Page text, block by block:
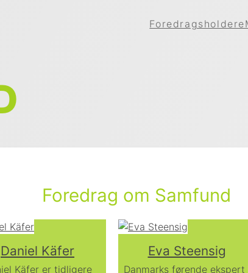
Foredragsholdere
Foredrag om Samfund
Daniel Käfer
Käfer er tidligere
Eva Steensig
Danmarks førende ekspert